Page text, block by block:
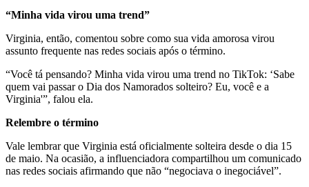
“Minha vida virou uma trend”
Virginia, então, comentou sobre como sua vida amorosa virou
assunto frequente nas redes sociais após o término.
“Você tá pensando? Minha vida virou uma trend no TikTok: ‘Sabe
quem vai passar o Dia dos Namorados solteiro? Eu, você e a
Virginia'”, falou ela.
Relembre o término
Vale lembrar que Virginia está oficialmente solteira desde o dia 15
de maio. Na ocasião, a influenciadora compartilhou um comunicado
nas redes sociais afirmando que não “negociava o inegociável”.